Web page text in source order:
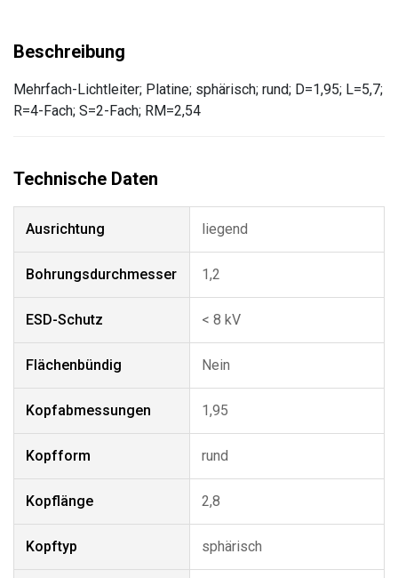
Mehrfach-Lichtleiter; Platine; sphärisch; rund; D=1,95; L=5,7;
R=4-Fach; S=2-Fach; RM=2,54
Ausrichtung liegend
Bohrungsdurchmesser 1,2
ESD-Schutz < 8 kV
Flächenbündig Nein
Kopfabmessungen 1,95
Kopfform rund
Kopflänge 2,8
Kopftyp sphärisch